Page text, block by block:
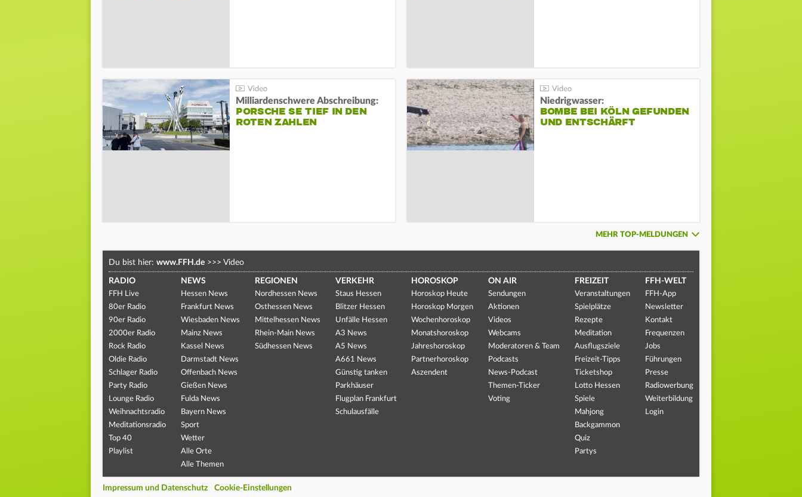
Milliardenschwere Abschreibung:
PORSCHE SE TIEF IN DEN
ROTEN ZAHLEN
Niedrigwasser:
BOMBE BEI KÖLN GEFUNDEN
UND ENTSCHÄRFT
MEHR TOP-MELDUNGEN
Du bist hier: www.FFH.de >>> Video
RADIO
FFH Live
80er Radio
90er Radio
2000er Radio
Rock Radio
Oldie Radio
Schlager Radio
Party Radio
Lounge Radio
Weihnachtsradio
Meditationsradio
Top 40
Playlist
NEWS
Hessen News
Frankfurt News
Wiesbaden News
Mainz News
Kassel News
Darmstadt News
Offenbach News
Gießen News
Fulda News
Bayern News
Sport
Wetter
Alle Orte
Alle Themen
REGIONEN
Nordhessen News
Osthessen News
Mittelhessen News
Rhein-Main News
Südhessen News
VERKEHR
Staus Hessen
Blitzer Hessen
Unfälle Hessen
A3 News
A5 News
A661 News
Günstig tanken
Parkhäuser
Flugplan Frankfurt
Schulausfälle
HOROSKOP
Horoskop Heute
Horoskop Morgen
Wochenhoroskop
Monatshoroskop
Jahreshoroskop
Partnerhoroskop
Aszendent
ON AIR
Sendungen
Aktionen
Videos
Webcams
Moderatoren & Team
Podcasts
News-Podcast
Themen-Ticker
Voting
FREIZEIT
Veranstaltungen
Spielplätze
Rezepte
Meditation
Ausflugsziele
Freizeit-Tipps
Ticketshop
Lotto Hessen
Spiele
Mahjong
Backgammon
Quiz
Partys
FFH-WELT
FFH-App
Newsletter
Kontakt
Frequenzen
Jobs
Führungen
Presse
Radiowerbung
Weiterbildung
Login
Impressum und Datenschutz Cookie-Einstellungen